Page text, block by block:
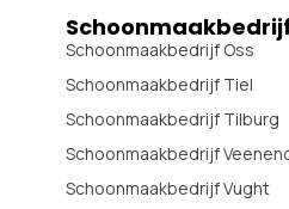
Schoonmaakbedrijf Oss
Schoonmaakbedrijf Tiel
Schoonmaakbedrijf Tilburg
Schoonmaakbedrijf
Schoonmaakbedrijf Vught